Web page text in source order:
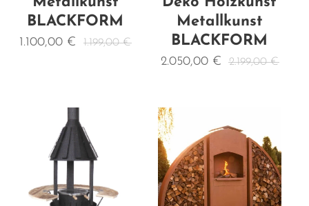
BLACKFORM
1.100,00 € 1.199,00€
Metallkunst
BLACKFORM
2.050,00€ 2.199,00€